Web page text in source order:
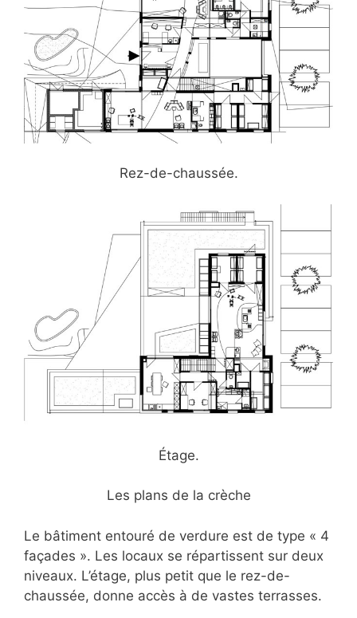
Rez-de-chaussée.
Étage.
Les plans de la crèche
Le bâtiment entouré de verdure est de type « 4
façades ». Les locaux se répartissent sur deux
niveaux. L’étage, plus petit que le rez-de-
chaussée, donne accès à de vastes terrasses.